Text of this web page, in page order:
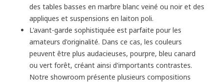
des tables basses en marbre blanc veiné ou noir et des
appliques et suspensions en laiton poli.
L'avant-garde sophistiquée est parfaite pour les
amateurs d'originalité. Dans ce cas, les couleurs
peuvent être plus audacieuses, pourpre, bleu canard
ou vert forêt, créant ainsi d'importants contrastes.
Notre showroom présente plusieurs compositions